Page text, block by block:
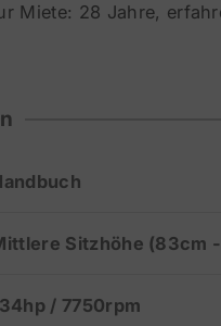
Miete: 28 Jahre,
Sitzhöhe (83cm
/ 7750rpm